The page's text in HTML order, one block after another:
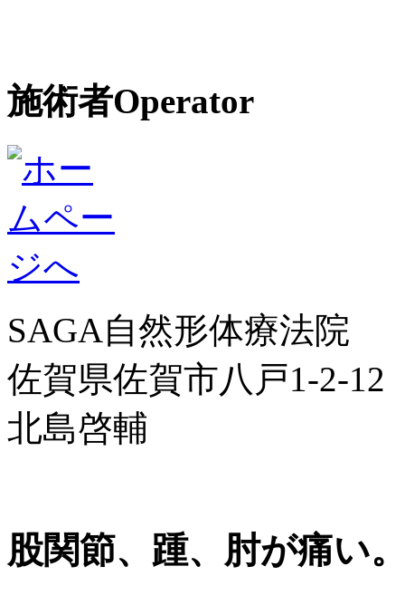
施術者Operator
SAGA自然形体療法院
佐賀県佐賀市八戸1-2-
北島啓輔
股関節、踵、肘が痛い